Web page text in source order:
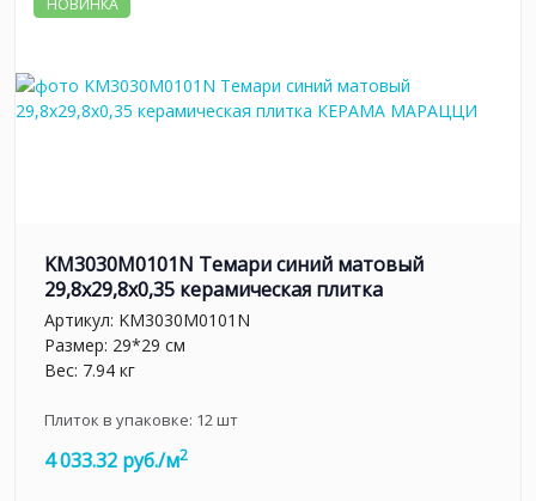
KM3030M0101N Темари синий матовый
29,8x29,8x0,35 керамическая плитка
Артикул: KM3030M0101N
Размер: 29*29 см
Вес: 7.94 кг
Плиток в упаковке: 12шт
4 033.32 руб./м2